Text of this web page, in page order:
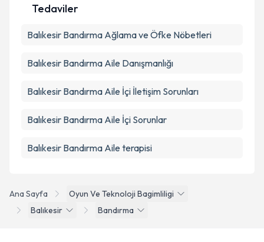
Ana Sayfa
Oyun Ve Teknoloji Bagimliligi
Balıkesir
Bandırma
Tedaviler
Balıkesir Bandırma Ağlama ve Öfke Nöbetleri
Balıkesir Bandırma Aile Danışmanlığı
Balıkesir Bandırma Aile İçi İletişim Sorunları
Balıkesir Bandırma Aile İçi Sorunlar
Balıkesir Bandırma Aile terapisi